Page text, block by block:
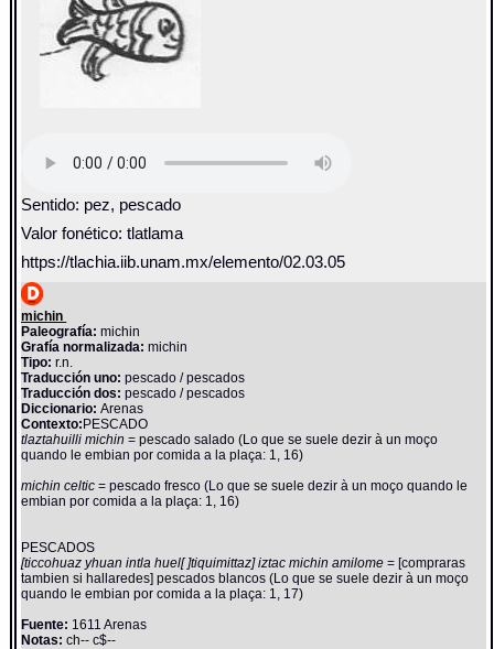
Sentido: pez, pescado
Valor fonético: tlatlama
https://tlachia.iib.unam.mx/elemento/02.03.05
michin
Paleografía: michin
Grafía normalizada: michin
Tipo: r.n.
Traducción uno: pescado / pescados
Traducción dos: pescado / pescados
Diccionario:Arenas
Contexto:PESCADO
tlaztahuilli michin= pescado salado (Lo que se suele dezir à un moço
quando le embian por comida a la plaça: 1, 16)
michin celtic= pescado fresco (Lo que se suele dezir à un moço quando le
embian por comida a la plaça: 1, 16)
PESCADOS
[ticcohuaz yhuan intla huel[ ]tiquimittaz] iztac michin amilome= [compraras
tambien si hallaredes] pescados blancos (Lo que se suele dezir à un moço
quando le embian por comida a la plaça: 1, 17)
Fuente: 1611 Arenas
Notas: ch-- c$--